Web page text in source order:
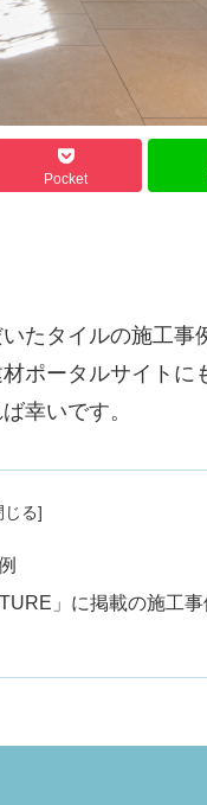
Pocket
たタイルの施工事
ポータルサイトに
幸いです。
」に掲載の施工事